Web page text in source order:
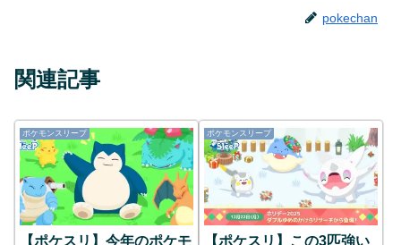
pokechan
関連記事
ポケモンスリープ
【ポケスリ】今年のポケモ
ポケモンスリープ
【ポケスリ】この3匹強い